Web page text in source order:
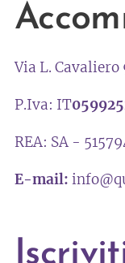
Via L. Cavaliero
P.Iva: IT
REA: SA -
E-mail: